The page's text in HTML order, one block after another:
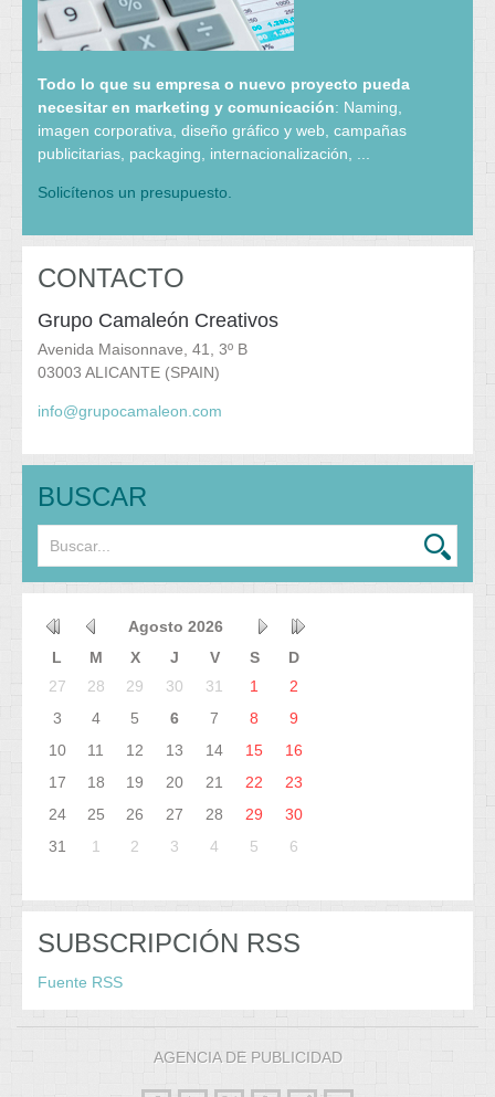
Todo lo que su empresa o nuevo proyecto pueda
necesitar en marketing y comunicación: Naming,
imagen corporativa, diseño gráfico y web, campañas
publicitarias, packaging, internacionalización, ...
Solicítenos un presupuesto.
CONTACTO
Grupo Camaleón Creativos
Avenida Maisonnave, 41, 3º B
03003 ALICANTE (SPAIN)
info@grupocamaleon.com
BUSCAR
Agosto 2026
L
M X J V S
D
27
28 29 30 31 1
2
3
4 5 6 7 8
9
10
11 12 13 14 15
16
17
18 19 20 21 22
23
24
25 26 27 28 29
30
31
1 2 3 4 5 6
SUBSCRIPCIÓN RSS
Fuente RSS
AGENCIA DE PUBLICIDAD